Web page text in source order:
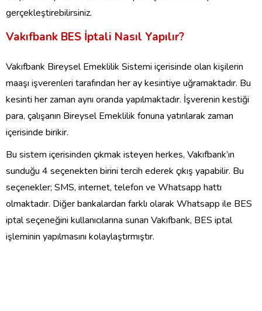
gerçekleştirebilirsiniz.
Vakıfbank BES İptali Nasıl Yapılır?
Vakıfbank Bireysel Emeklilik Sistemi içerisinde olan kişilerin
maaşı işverenleri tarafından her ay kesintiye uğramaktadır. Bu
kesinti her zaman aynı oranda yapılmaktadır. İşverenin kestiği
para, çalışanın Bireysel Emeklilik fonuna yatırılarak zaman
içerisinde birikir.
Bu sistem içerisinden çıkmak isteyen herkes, Vakıfbank’ın
sunduğu 4 seçenekten birini tercih ederek çıkış yapabilir. Bu
seçenekler; SMS, internet, telefon ve Whatsapp hattı
olmaktadır. Diğer bankalardan farklı olarak Whatsapp ile BES
iptal seçeneğini kullanıcılarına sunan Vakıfbank, BES iptal
işleminin yapılmasını kolaylaştırmıştır.